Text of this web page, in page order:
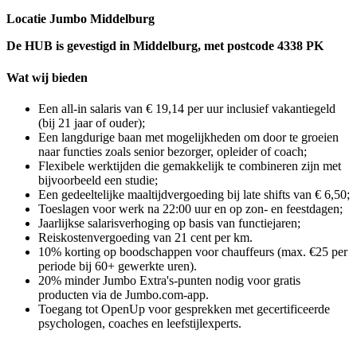
Locatie Jumbo Middelburg
De HUB is gevestigd in Middelburg, met postcode 4338 PK
Wat wij bieden
Een all-in salaris van € 19,14 per uur inclusief vakantiegeld
(bij 21 jaar of ouder);
Een langdurige baan met mogelijkheden om door te groeien
naar functies zoals senior bezorger, opleider of coach;
Flexibele werktijden die gemakkelijk te combineren zijn met
bijvoorbeeld een studie;
Een gedeeltelijke maaltijdvergoeding bij late shifts van € 6,50;
Toeslagen voor werk na 22:00 uur en op zon- en feestdagen;
Jaarlijkse salarisverhoging op basis van functiejaren;
Reiskostenvergoeding van 21 cent per km.
10% korting op boodschappen voor chauffeurs (max. €25 per
periode bij 60+ gewerkte uren).
20% minder Jumbo Extra's-punten nodig voor gratis
producten via de Jumbo.com-app.
Toegang tot OpenUp voor gesprekken met gecertificeerde
psychologen, coaches en leefstijlexperts.